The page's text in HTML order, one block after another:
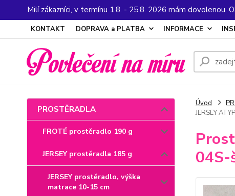
Milí zákazníci, v termínu 1.8. - 25.8. 2026 mám
KONTAKT DOPRAVA a PLATBA INFORMACE
PROSTĚRADLA
FROTÉ prostěradlo 190 g
JERSEY prostěradla 185 g
JERSEY prostěradlo, výška
matrace 10-15 cm
Úvod
JERSEY
04S-